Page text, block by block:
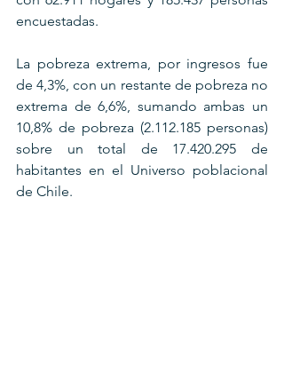
encuestadas.
La pobreza extrema, por ingresos fue
de 4,3%, con un restante de pobreza no
extrema de 6,6%, sumando ambas un
10,8% de pobreza (2.112.185 personas)
sobre un total de 17.420.295 de
habitantes en el Universo poblacional
de Chile.